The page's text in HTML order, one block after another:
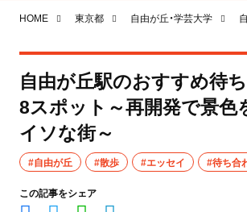
HOME 東京都 自由が丘・学芸大学
自由が丘駅のおすすめ待
8スポット～再開発で景色
イソな街～
#自由が丘 #散歩 #エッセイ #待ち合
この記事をシェア